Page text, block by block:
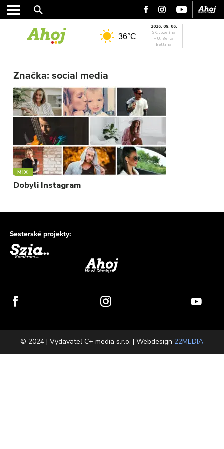
ŠPORT
KULTÚRA
FOTKY
VIDEO
MIX
36°C
2026. 08. 06.
SK: Jozefína
HU: Berta,
Bettina
Značka: social media
MIX
Dobyli Instagram
Sesterské projekty:
© 2024 | Vydavateľ C+ media s.r.o. | Webdesign 22MEDIA